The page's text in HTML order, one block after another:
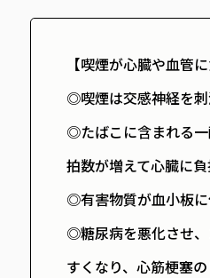
【喫煙が心臓や血管
◎喫煙は交感神経を刺
◎たばこに含まれる
拍数が増えて心臓に負
◎有害物質が血小板に
◎糖尿病を悪化させ
すくなり、心筋梗塞の